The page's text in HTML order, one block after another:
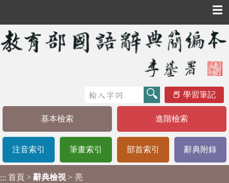
☰
學習筆記
基本檢索 進階檢索
注音索引 筆畫索引 部首索引 辭典附錄
::: 首頁 > 辭典檢視 > 亮